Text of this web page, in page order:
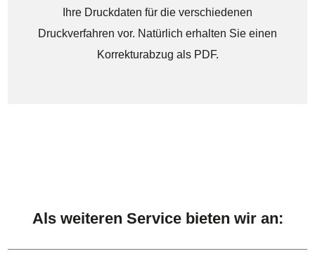
Ihre Druckdaten für die verschiedenen
Druckverfahren vor. Natürlich erhalten Sie einen
Korrekturabzug als PDF.
Als weiteren Service bieten wir an: